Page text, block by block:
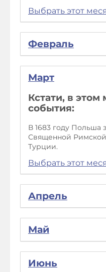
Выбрать этот
Февраль
Март
Кстати, в
события:
В 1683 году Польша
Священной
Турции.
Выбрать этот
Апрель
Май
Июнь